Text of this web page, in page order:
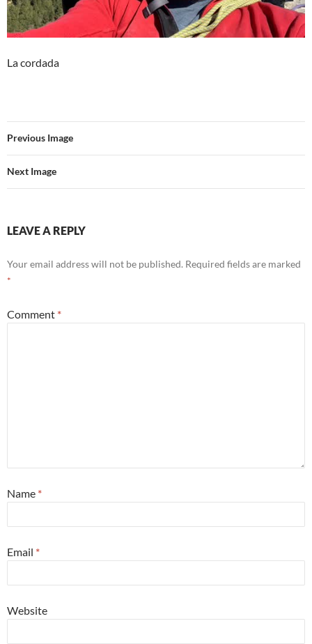
La cordada
Previous Image
Next Image
LEAVE A REPLY
Your email address will not be published. Required fields are marked
*
Comment *
Name *
Email *
Website